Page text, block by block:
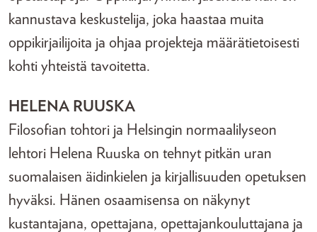
kannustava keskustelija, joka haastaa muita
oppikirjailijoita ja ohjaa projekteja määrätietoisesti
kohti yhteistä tavoitetta.
HELENA RUUSKA
Filosofian tohtori ja Helsingin normaalilyseon
lehtori Helena Ruuska on tehnyt pitkän uran
suomalaisen äidinkielen ja kirjallisuuden opetuksen
hyväksi. Hänen osaamisensa on näkynyt
kustantajana, opettajana, opettajankouluttajana ja